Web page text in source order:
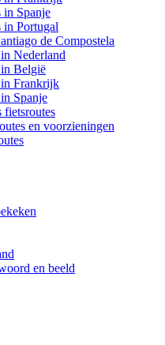
in Spanje
in Portugal
de Compostela
Nederland
België
in Frankrijk
Spanje
en voorzieningen
en beeld